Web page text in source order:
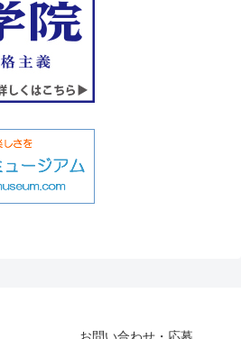
お問い合わせ・応募